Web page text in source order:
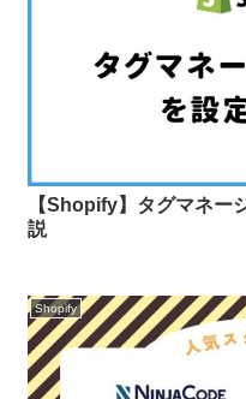
【Shopify】タグマネー
説
Shopify